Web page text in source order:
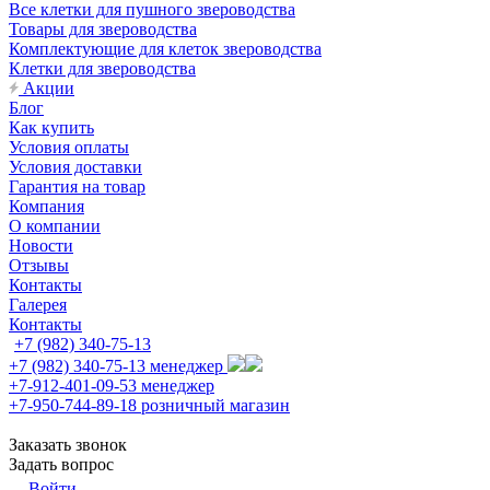
Все клетки для пушного звероводства
Товары для звероводства
Комплектующие для клеток звероводства
Клетки для звероводства
Акции
Блог
Как купить
Условия оплаты
Условия доставки
Гарантия на товар
Компания
О компании
Новости
Отзывы
Контакты
Галерея
Контакты
+7 (982) 340-75-13
+7 (982) 340-75-13 менеджер
+7-912-401-09-53 менеджер
+7-950-744-89-18 розничный магазин
Заказать звонок
Задать вопрос